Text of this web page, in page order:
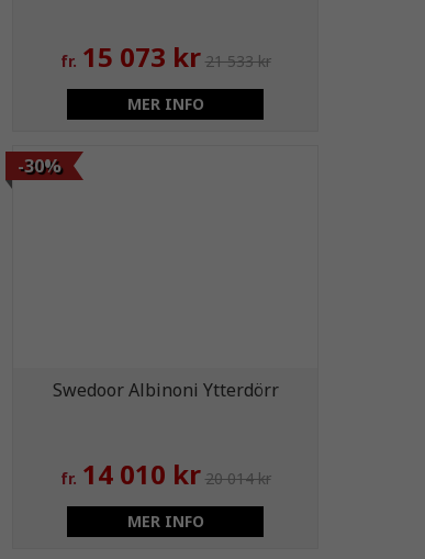
fr. 15 073 kr 21 533 kr
MER INFO
Swedoor Albinoni Ytterdörr
-30%
fr. 14 010 kr 20 014 kr
MER INFO